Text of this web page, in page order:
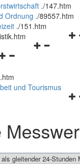
./147.htm
Ordnung ./89557.htm
./151.htm
und Tourismus